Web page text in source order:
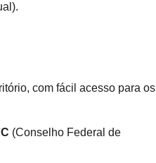
com fácil acesso para os
(Conselho Federal de